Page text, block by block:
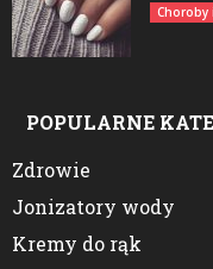
Choroby
POPULARNE
Zdrowie
Jonizatory wody
Kremy do rąk